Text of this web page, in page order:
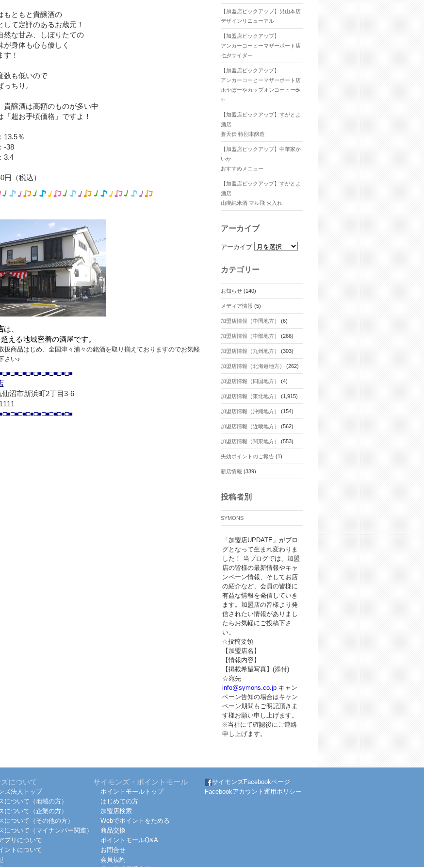
もともと貴醸酒の
して定評のあるお蔵元！
然な甘み、しぼりたての
が身体も心も優しく
す！
数も低いので
ちり。
貴醸酒は高額のものが多い中
「超お手頃価格」ですよ！
13.5％
-38
（税込）
は、
える地域密着の酒屋です。
扱商品はじめ、全国津々浦々の銘酒を取り揃えておりますのでお気軽
さい♪
沼市新浜町2丁目3-6
【加盟店ピックアップ】男山本店
デザインリニューアル
【加盟店ピックアップ】
アンカーコーヒーマザーポート店
七夕サイダー
【加盟店ピックアップ】
アンカーコーヒーマザーポート店
ホヤぼーやカップオンコーヒー☕
✨
【加盟店ピックアップ】すがとよ
酒店
蒼天伝 特別本醸造
【加盟店ピックアップ】中華家か
いか
おすすめメニュー
【加盟店ピックアップ】すがとよ
酒店
山廃純米酒 マル飛 火入れ
アーカイブ
アーカイブ
カテゴリー
お知らせ(140)
メディア情報 (5)
加盟店情報（中国地方） (6)
加盟店情報（中部地方） (266)
加盟店情報（九州地方） (303)
加盟店情報（北海道地方） (262)
加盟店情報（四国地方） (4)
加盟店情報（東北地方） (1,915)
加盟店情報（沖縄地方） (154)
加盟店情報（近畿地方） (562)
加盟店情報（関東地方） (553)
失効ポイントのご報告(1)
新店情報 (339)
投稿者別
SYMONS
「加盟店UPDATE」がブロ
グとなって生まれ変わりま
した！ 当ブログでは、加盟
店の皆様の最新情報やキャ
ンペーン情報、そしてお店
の紹介など、会員の皆様に
有益な情報を発信していき
ます。加盟店の皆様より発
信されたい情報がありまし
たらお気軽にご投稿下さ
い。
☆投稿要領
【加盟店名】
【情報内容】
【掲載希望写真】(添付)
☆宛先
info@symons.co.jpキャン
ペーン告知の場合はキャン
ペーン期間もご明記頂きま
す様お願い申し上げます。
※当社にて確認後にご連絡
申し上げます。
について
ズ法人トップ
について（地域の方）
について（企業の方）
について（その他の方）
について（マイナンバー関連）
プリについて
ントについて
サイモンズ・ポイントモール
ポイントモールトップ
はじめての方
加盟店検索
Webでポイントをためる
商品交換
ポイントモールQ&A
お問合せ
会員規約
サイモンズFacebookページ
Facebookアカウント運用ポリシー